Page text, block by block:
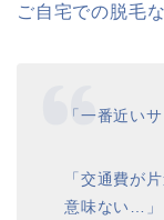
ご自宅での脱毛な
「一番近い
「交通費が
意味ない
」